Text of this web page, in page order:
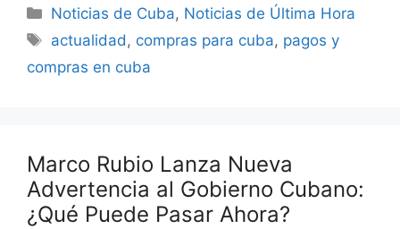
Categories
Noticias de Cuba, Noticias de Última Hora
Tags
actualidad, compras para cuba, pagos y
compras en cuba
Marco Rubio Lanza Nueva
Advertencia al Gobierno Cubano:
¿Qué Puede Pasar Ahora?